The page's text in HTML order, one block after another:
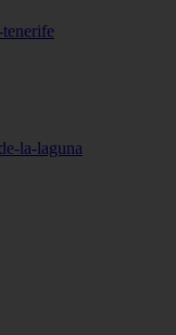
tenerife
la-laguna